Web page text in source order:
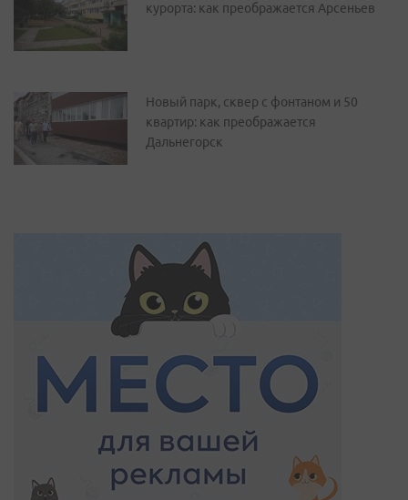
курорта: как преображается Арсеньев
Новый парк, сквер с фонтаном и 50
квартир: как преображается
Дальнегорск